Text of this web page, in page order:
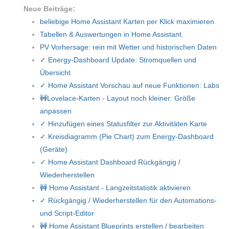
Neue Beiträge:
beliebige Home Assistant Karten per Klick maximieren
Tabellen & Auswertungen in Home Assistant.
PV Vorhersage: rein mit Wetter und historischen Daten
✓ Energy-Dashboard Update: Stromquellen und
Übersicht
✓ Home Assistant Vorschau auf neue Funktionen: Labs
🚧Lovelace-Karten - Layout noch kleiner: Größe
anpassen
✓ Hinzufügen eines Statusfilter zur Aktivitäten Karte
✓ Kreisdiagramm (Pie Chart) zum Energy-Dashboard
(Geräte)
✓ Home Assistant Dashboard Rückgängig /
Wiederherstellen
🚧 Home Assistant - Langzeitstatistik aktivieren
✓ Rückgängig / Wiederherstellen für den Automations-
und Script-Editor
🚧 Home Assistant Blueprints erstellen / bearbeiten